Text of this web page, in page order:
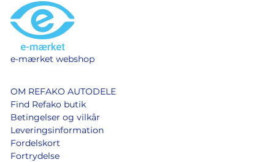
e-mærket webshop
OM REFAKO AUTODELE
Find Refako butik
Betingelser og vilkår
Leveringsinformation
Fordelskort
Fortrydelse